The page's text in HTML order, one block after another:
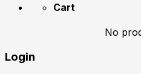
Cart
No
Login